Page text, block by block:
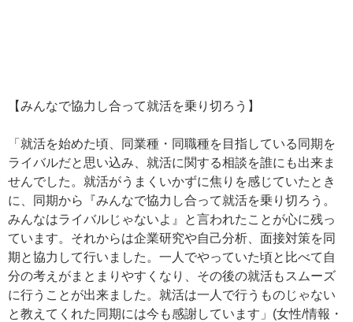
【みんなで協力し合って就活を乗り切ろう】
「就活を始めた頃、同業種・同職種を目指している同期を
ライバルだと思い込み、就活に関する相談を誰にも出来ま
せんでした。就活がうまくいかずに焦りを感じていたとき
に、同期から『みんなで協力し合って就活を乗り切ろう。
みんなはライバルじゃないよ』と言われたことが心に残っ
ています。それからは企業研究や自己分析、面接対策を同
期と協力して行いました。一人でやっていた頃と比べて自
分の考えがまとまりやすくなり、その後の就活もスムーズ
に行うことが出来ました。就活は一人で行うものじゃない
と教えてくれた同期には今も感謝しています」(女性/情報・